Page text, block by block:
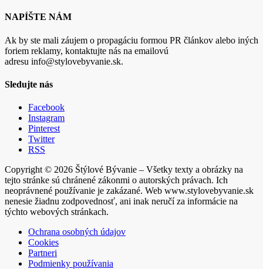
NAPÍŠTE NÁM
Ak by ste mali záujem o propagáciu formou PR článkov alebo iných
foriem reklamy, kontaktujte nás na emailovú
adresu info@stylovebyvanie.sk.
Sledujte nás
Facebook
Instagram
Pinterest
Twitter
RSS
Copyright © 2026 Štýlové Bývanie – Všetky texty a obrázky na
tejto stránke sú chránené zákonmi o autorských právach. Ich
neoprávnené používanie je zakázané. Web www.stylovebyvanie.sk
nenesie žiadnu zodpovednosť, ani inak neručí za informácie na
týchto webových stránkach.
Ochrana osobných údajov
Cookies
Partneri
Podmienky používania